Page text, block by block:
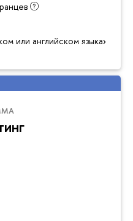
или английском языках